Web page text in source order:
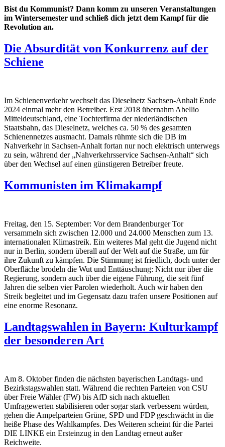
Bist du Kommunist? Dann komm zu unseren Veranstaltungen
im Wintersemester und schließ dich jetzt dem Kampf für die
Revolution an.
Die Absurdität von Konkurrenz auf der
Schiene
Im Schienenverkehr wechselt das Dieselnetz Sachsen-Anhalt Ende
2024 einmal mehr den Betreiber. Erst 2018 übernahm Abellio
Mitteldeutschland, eine Tochterfirma der niederländischen
Staatsbahn, das Dieselnetz, welches ca. 50 % des gesamten
Schienennetzes ausmacht. Damals rühmte sich die DB im
Nahverkehr in Sachsen-Anhalt fortan nur noch elektrisch unterwegs
zu sein, während der „Nahverkehrsservice Sachsen-Anhalt“ sich
über den Wechsel auf einen günstigeren Betreiber freute.
Kommunisten im Klimakampf
Freitag, den 15. September: Vor dem Brandenburger Tor
versammeln sich zwischen 12.000 und 24.000 Menschen zum 13.
internationalen Klimastreik. Ein weiteres Mal geht die Jugend nicht
nur in Berlin, sondern überall auf der Welt auf die Straße, um für
ihre Zukunft zu kämpfen. Die Stimmung ist friedlich, doch unter der
Oberfläche brodeln die Wut und Enttäuschung: Nicht nur über die
Regierung, sondern auch über die eigene Führung, die seit fünf
Jahren die selben vier Parolen wiederholt. Auch wir haben den
Streik begleitet und im Gegensatz dazu trafen unsere Positionen auf
eine enorme Resonanz.
Landtagswahlen in Bayern: Kulturkampf
der besonderen Art
Am 8. Oktober finden die nächsten bayerischen Landtags- und
Bezirkstagswahlen statt. Während die rechten Parteien von CSU
über Freie Wähler (FW) bis AfD sich nach aktuellen
Umfragewerten stabilisieren oder sogar stark verbessern würden,
gehen die Ampelparteien Grüne, SPD und FDP geschwächt in die
heiße Phase des Wahlkampfes. Des Weiteren scheint für die Partei
DIE LINKE ein Ersteinzug in den Landtag erneut außer
Reichweite.